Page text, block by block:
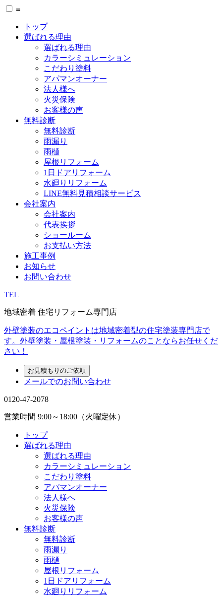
≡
トップ
選ばれる理由
選ばれる理由
カラーシミュレーション
こだわり塗料
アパマンオーナー
法人様へ
火災保険
お客様の声
無料診断
無料診断
雨漏り
雨樋
屋根リフォーム
1日ドアリフォーム
水廻りリフォーム
LINE無料見積相談サービス
会社案内
会社案内
代表挨拶
ショールーム
お支払い方法
施工事例
お知らせ
お問い合わせ
TEL
地域密着 住宅リフォーム専門店
外壁塗装のエコペイントは地域密着型の住宅塗装専門店で
す。外壁塗装・屋根塗装・リフォームのことならお任せくだ
さい！
お見積もりのご依頼
メールでのお問い合わせ
0120-47-2078
営業時間 9:00～18:00（火曜定休）
トップ
選ばれる理由
選ばれる理由
カラーシミュレーション
こだわり塗料
アパマンオーナー
法人様へ
火災保険
お客様の声
無料診断
無料診断
雨漏り
雨樋
屋根リフォーム
1日ドアリフォーム
水廻りリフォーム